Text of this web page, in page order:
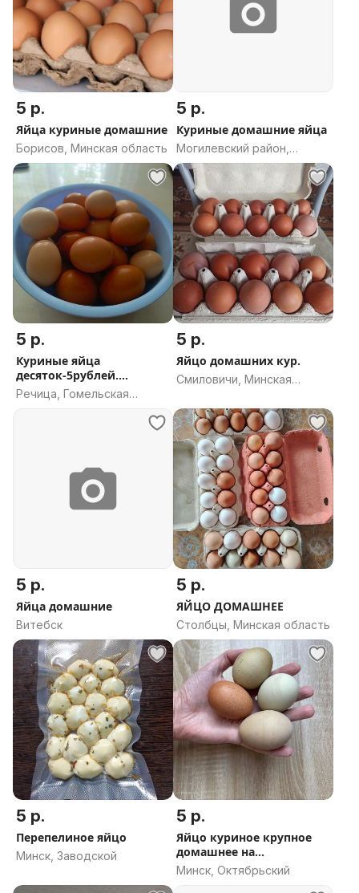
5 р.
Яйца куриные домашние
Борисов, Минская область
5 р.
Куриные домашние яйца
Могилевский район,
Могилевская область
5 р.
Куриные яйца
десяток-5рублей.
Доставка от 2
Речица, Гомельская
5 р.
Яйцо домашних кур.
Смиловичи, Минская
5 р.
Яйца домашние
Витебск
5 р.
ЯЙЦО ДОМАШНЕЕ
Столбцы, Минская область
5 р.
Перепелиное яйцо
Минск, Заводской
5 р.
Яйцо куриное крупное
домашнее на
натуральном корме
Минск, Октябрьский